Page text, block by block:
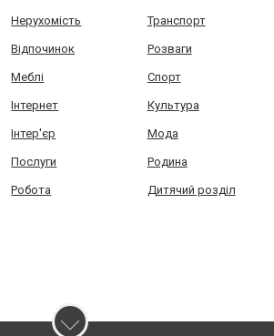
Нерухомість Транспорт
Відпочинок Розваги
Меблі Спорт
Інтернет Культура
Інтер'єр Мода
Послуги Родина
Робота Дитячий розділ